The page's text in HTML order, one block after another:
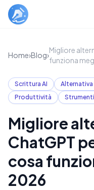
Home›Blog›
Migliore
funziona
Scrittura AI Alternativa
Produttività
Strumenti
Migliore
ChatGPT
cosa
2026